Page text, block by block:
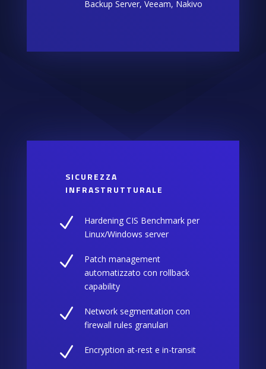
Backup Server, Veeam, Nakivo
SICUREZZA
INFRASTRUTTURALE
N
Hardening CIS Benchmark per
Linux/Windows server
N
Patch management
automatizzato con rollback
capability
N
Network segmentation con
firewall rules granulari
N Encryption at-rest e in-transit